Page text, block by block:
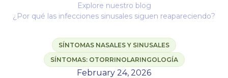
Explore nuestro blog
¿Por qué las infecciones sinusales siguen reapareciendo?
SÍNTOMAS NASALES Y SINUSALES
SÍNTOMAS: OTORRINOLARINGOLOGÍA
February 24, 2026